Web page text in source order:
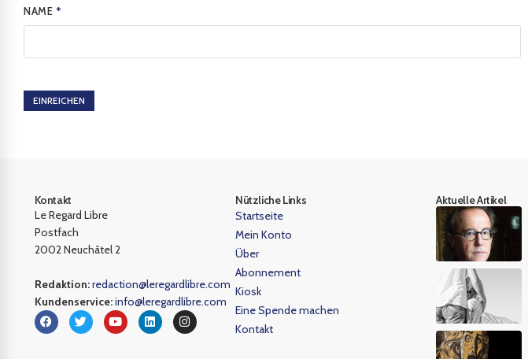
NAME *
EINREICHEN
Kontakt
Le Regard Libre
Postfach
2002 Neuchâtel 2
Redaktion:redaction@leregardlibre.com
Kundenservice:info@leregardlibre.com
Nützliche Links
Startseite
Mein Konto
Über
Abonnement
Kiosk
Eine Spende machen
Kontakt
Aktuelle Artikel